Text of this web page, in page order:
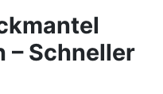
– Schneller